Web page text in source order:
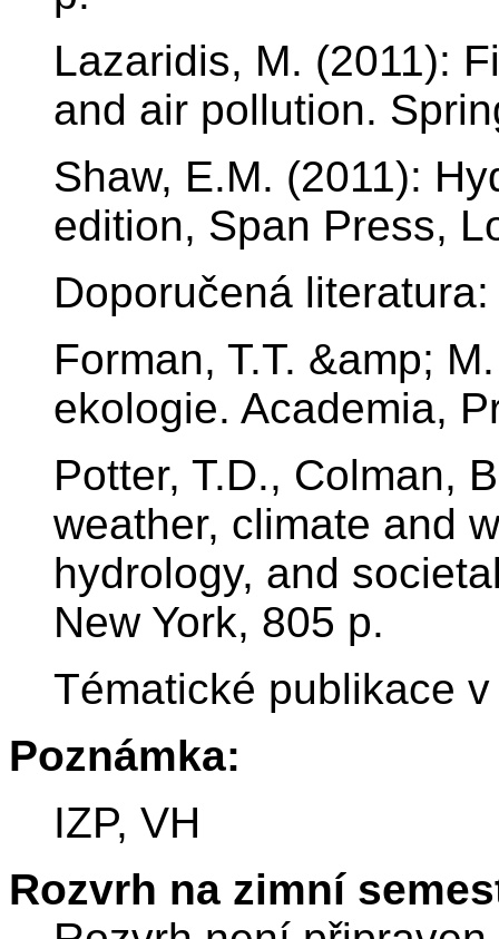
Lazaridis, M. (2011):
and air pollution.
Shaw, E.M. (2011):
edition, Span Press,
Doporučená literatura:
Forman, T.T. &amp;
ekologie. Academia,
Potter, T.D., Colman,
weather, climate and
hydrology, and
New York, 805 p.
Tématické publikace
Poznámka:
IZP, VH
Rozvrh na zimní